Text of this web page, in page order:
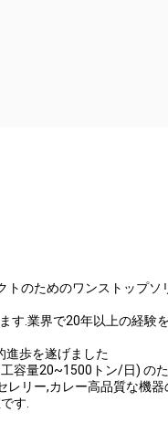
トのためのワンストップソ
す.業界で20年以上の経験
進歩を遂げました
容量20~1500トン/日) の
レリー,カレー高品質な機
す.